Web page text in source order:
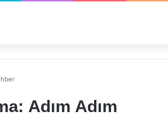
Adım Adım